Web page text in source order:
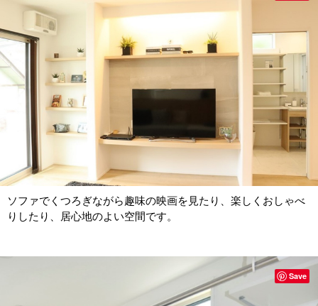
ソファでくつろぎながら趣味の映画を見たり、楽しくおしゃべ
りしたり、居心地のよい空間です。
Save